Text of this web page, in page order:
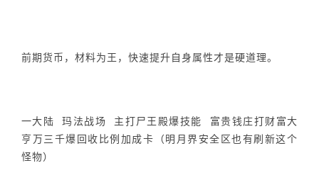
前期货币，材料为王，快速提升自身属性才是硬道理。
一大陆 玛法战场 主打尸王殿爆技能 富贵钱庄打财富大
亨万三千爆回收比例加成卡（明月界安全区也有刷新这个
怪物）